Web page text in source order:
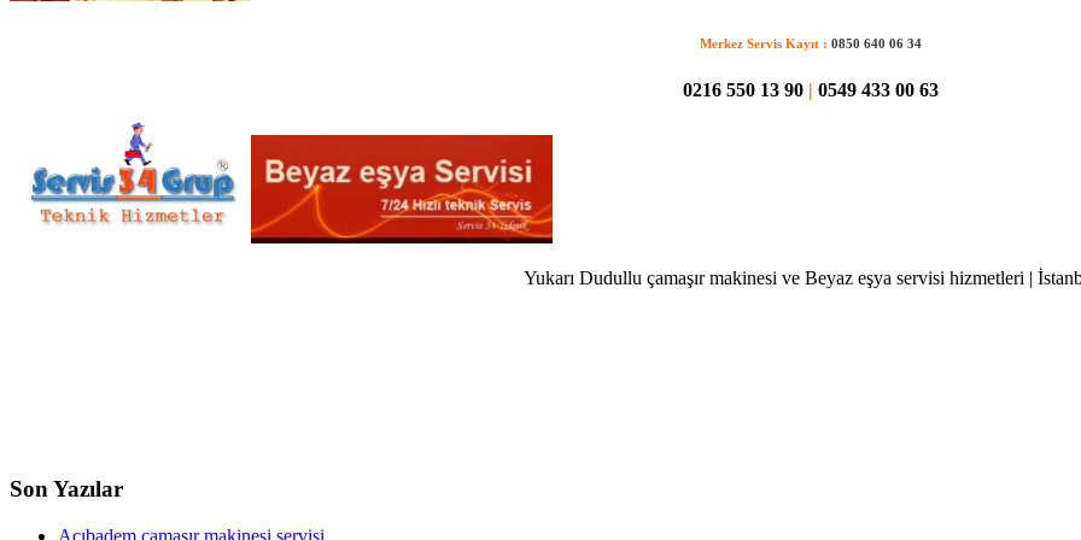
Merkez Servis Kayıt : 0850 640 06 34
0216 550 13 90 0549 433 00 63
Yukarı Dudullu çamaşır makinesi ve Beyaz eşya servisi hizmetleri |
Son Yazılar
Acıbadem çamaşır makinesi servisi